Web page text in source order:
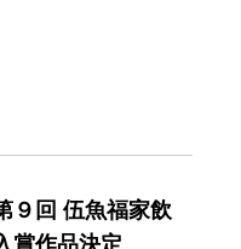
９回 伍魚福家飲